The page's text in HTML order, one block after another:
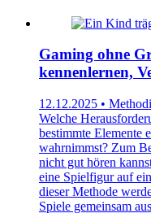
Gaming ohne
kennenlernen,
12.12.2025 •
Welche
bestimmte Elemente
wahrnimmst? Zum
nicht gut hören
eine Spielfigur auf
dieser Methode
Spiele gemeinsam